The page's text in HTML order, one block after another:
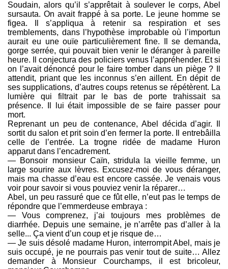
Soudain, alors qu’il s’apprêtait à soulever le corps, Abel
sursauta. On avait frappé à sa porte. Le jeune homme se
figea. Il s’appliqua à retenir sa respiration et ses
tremblements, dans l’hypothèse improbable où l’importun
aurait eu une ouïe particulièrement fine. Il se demanda,
gorge serrée, qui pouvait bien venir le déranger à pareille
heure. Il conjectura des policiers venus l’appréhender. Et si
on l’avait dénoncé pour le faire tomber dans un piège ? Il
attendit, priant que les inconnus s’en aillent. En dépit de
ses supplications, d’autres coups retenus se répétèrent. La
lumière qui filtrait par le bas de porte trahissait sa
présence. Il lui était impossible de se faire passer pour
mort.
Reprenant un peu de contenance, Abel décida d’agir. Il
sortit du salon et prit soin d’en fermer la porte. Il entrebâilla
celle de l’entrée. La trogne ridée de madame Huron
apparut dans l’encadrement.
— Bonsoir monsieur Caïn, stridula la vieille femme, un
large sourire aux lèvres. Excusez-moi de vous déranger,
mais ma chasse d’eau est encore cassée. Je venais vous
voir pour savoir si vous pouviez venir la réparer…
Abel, un peu rassuré que ce fût elle, n’eut pas le temps de
répondre que l’emmerdeuse embraya :
— Vous comprenez, j’ai toujours mes problèmes de
diarrhée. Depuis une semaine, je n’arrête pas d’aller à la
selle... Ça vient d’un coup et je risque de…
— Je suis désolé madame Huron, interrompit Abel, mais je
suis occupé, je ne pourrais pas venir tout de suite… Allez
demander à Monsieur Courchamps, il est bricoleur,